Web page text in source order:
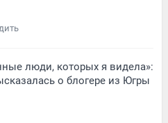
люди, которых я видела»:
о блогере из Югры